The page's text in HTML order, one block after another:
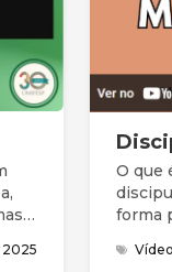
O que
discipulado para
forma
Vídeo